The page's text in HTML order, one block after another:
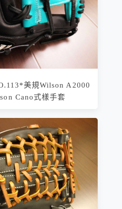
美規Wilson A2000
Cano式樣手套